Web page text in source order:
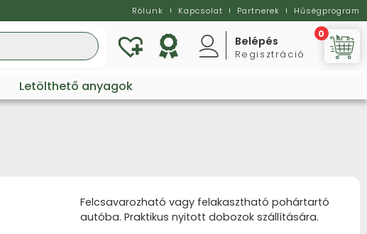
Rólunk Kapcsolat Partnerek Hűségprogram
Belépés
Regisztráció
0
Letölthető anyagok
Felcsavarozható vagy felakasztható pohártartó
autóba. Praktikus nyitott dobozok szállítására.